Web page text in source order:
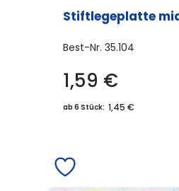
Stiftlegeplatte
Best-Nr. 35.104
1,59 €
ab 6 Stück: 1,45 €